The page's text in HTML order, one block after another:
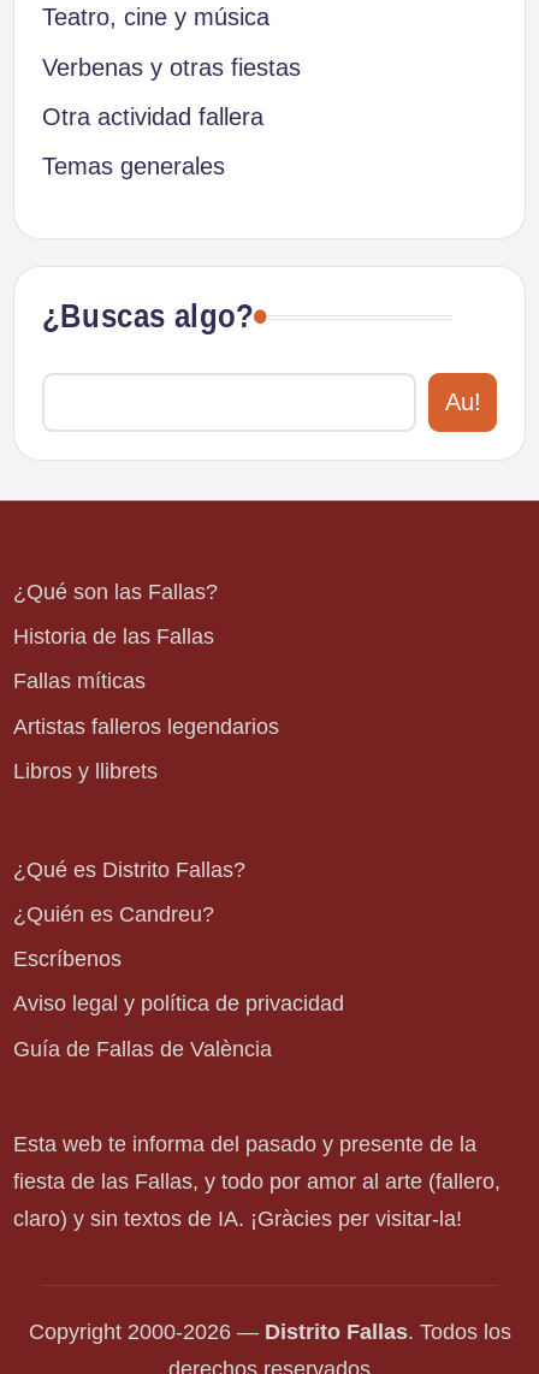
Teatro, cine y música
Verbenas y otras fiestas
Otra actividad fallera
Temas generales
¿Buscas algo?
Au!
¿Qué son las Fallas?
Historia de las Fallas
Fallas míticas
Artistas falleros legendarios
Libros y llibrets
¿Qué es Distrito Fallas?
¿Quién es Candreu?
Escríbenos
Aviso legal y política de privacidad
Guía de Fallas de València
Esta web te informa del pasado y presente de la
fiesta de las Fallas, y todo por amor al arte (fallero,
claro) y sin textos de IA. ¡Gràcies per visitar-la!
Copyright 2000-2026 — Distrito Fallas. Todos los
derechos reservados